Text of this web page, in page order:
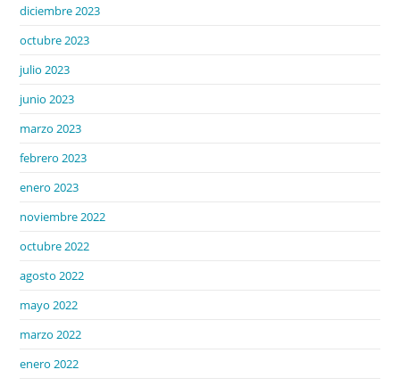
diciembre 2023
octubre 2023
julio 2023
junio 2023
marzo 2023
febrero 2023
enero 2023
noviembre 2022
octubre 2022
agosto 2022
mayo 2022
marzo 2022
enero 2022